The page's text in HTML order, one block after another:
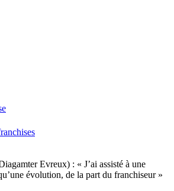
Evreux) : « J’ai assisté à une
évolution, de la part du franchiseur »